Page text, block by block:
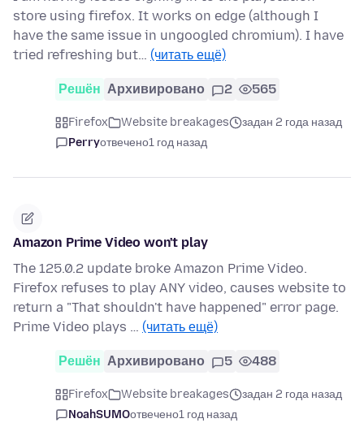
store using firefox. It works on edge (although I
have the same issue in ungoogled chromium). I have
tried refreshing but… (читать ещё)
Решён Архивировано 2 565
Firefox Website breakages
задан 2 года назад
Perryотвечено1 год назад
Amazon Prime Video won't play
The 125.0.2 update broke Amazon Prime Video.
Firefox refuses to play ANY video, causes website to
return a "That shouldn't have happened" error page.
Prime Video plays … (читать ещё)
Решён Архивировано 5 488
Firefox Website breakages
задан 2 года назад
NoahSUMOотвечено1 год назад